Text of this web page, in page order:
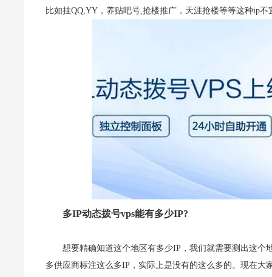
比如挂QQ,YY，养贴吧号,抢楼推广，天涯抢楼等等这种ip
多IP动态拨号vps能有多少IP?
想要精确知道这个地区有多少IP，我们就需要测出这个
多供应商标注这么多IP，实际上是没有的这么多的。现在